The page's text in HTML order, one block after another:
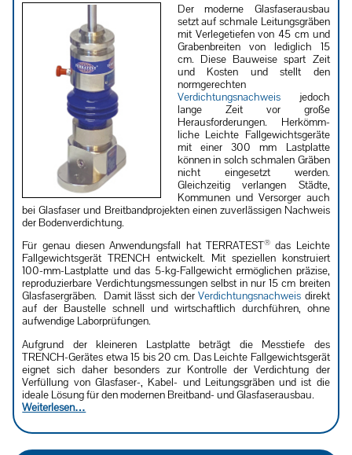
Der moderne Glasfaserausbau
setzt auf schmale Leitungsgräben
mit Verlegetiefen von 45 cm und
Grabenbreiten von lediglich 15
cm. Diese Bauweise spart Zeit
und Kosten und stellt den
normgerechten
Verdichtungsnachweisjedoch
lange Zeit vor große
Herausforderungen. Herkömm­
liche Leichte Fallgewichtsgeräte
mit einer 300 mm Lastplatte
können in solch schmalen Gräben
nicht eingesetzt werden.
Gleichzeitig verlangen Städte,
Kommunen und Versorger auch
bei Glasfaser und Breitbandprojekten einen zuverlässigen Nachweis
der Bodenverdichtung.
Für genau diesen Anwendungsfall hat TERRATEST® das Leichte
Fallgewichtsgerät TRENCH entwickelt. Mit speziellen konstruiert
100-mm-Lastplatte und das 5-kg-Fallgewicht ermöglichen präzise,
reproduzierbare Verdichtungsmessungen selbst in nur 15 cm breiten
Glasfasergräben. Damit lässt sich derVerdichtungsnachweis direkt
auf der Baustelle schnell und wirtschaftlich durchführen, ohne
aufwendige Laborprüfungen.
Aufgrund der kleineren Lastplatte beträgt die Messtiefe des
TRENCH-Gerätes etwa 15 bis 20 cm. Das Leichte Fallgewichtsgerät
eignet sich daher besonders zur Kontrolle der Verdichtung der
Verfüllung von Glasfaser-, Kabel- und Leitungsgräben und ist die
ideale Lösung für den modernen Breitband- und Glasfaserausbau.
Weiterlesen…